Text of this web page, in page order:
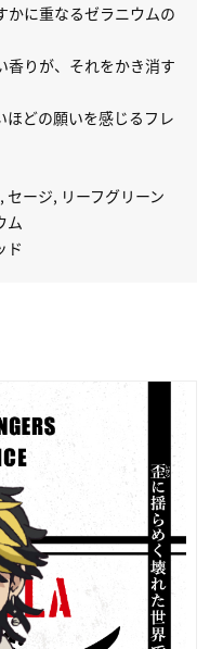
かに重なるゼラニウムの
香りが、それをかき消す
ほどの願いを感じるフレ
セージ, リーフグリーン
ム
ド